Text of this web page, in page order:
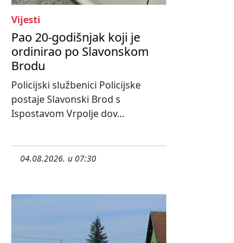
Vijesti
Pao 20-godišnjak koji je
ordinirao po Slavonskom
Brodu
Policijski službenici Policijske
postaje Slavonski Brod s
Ispostavom Vrpolje dov...
04.08.2026. u 07:30